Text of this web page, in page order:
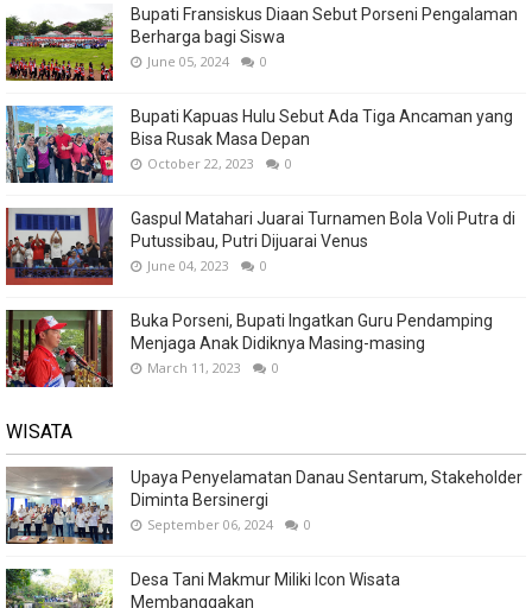
Bupati Fransiskus Diaan Sebut Porseni Pengalaman
Berharga bagi Siswa
June 05, 2024 0
Bupati Kapuas Hulu Sebut Ada Tiga Ancaman yang
Bisa Rusak Masa Depan
October 22, 2023 0
Gaspul Matahari Juarai Turnamen Bola Voli Putra di
Putussibau, Putri Dijuarai Venus
June 04, 2023 0
Buka Porseni, Bupati Ingatkan Guru Pendamping
Menjaga Anak Didiknya Masing-masing
March 11, 2023 0
WISATA
Upaya Penyelamatan Danau Sentarum, Stakeholder
Diminta Bersinergi
September 06, 2024 0
Desa Tani Makmur Miliki Icon Wisata
Membanggakan